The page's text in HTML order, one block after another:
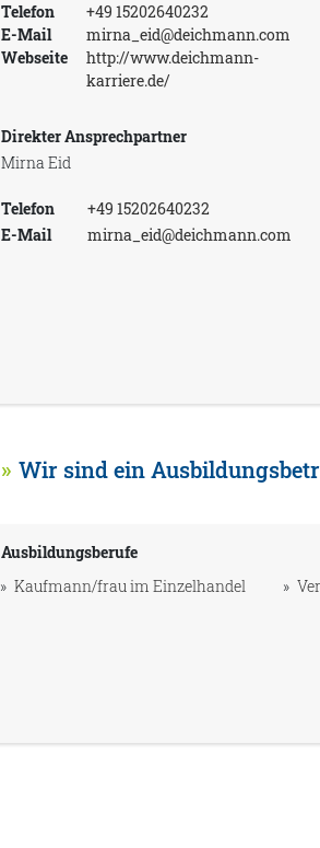
Telefon
+49 15202640232
E-Mail
mirna_eid@deichmann.com
Webseite
http://www.deichmann-
karriere.de/
Direkter Ansprechpartner
Mirna Eid
Telefon
+49 15202640232
E-Mail
mirna_eid@deichmann.com
Wir sind ein
Ausbildungsberufe
Kaufmann/frau im Einzelhandel